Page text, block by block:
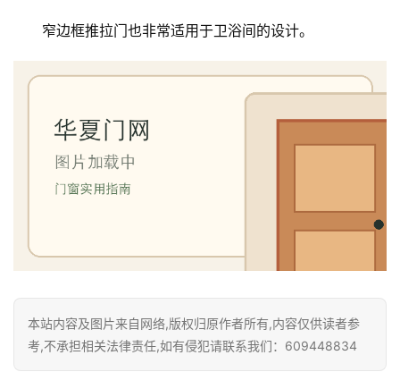
装
讯
联
窄边框推拉门也非常适用于卫浴间的设计。
本站内容及图片来自网络,版权归原作者所有,内容仅供读者参
考,不承担相关法律责任,如有侵犯请联系我们：609448834